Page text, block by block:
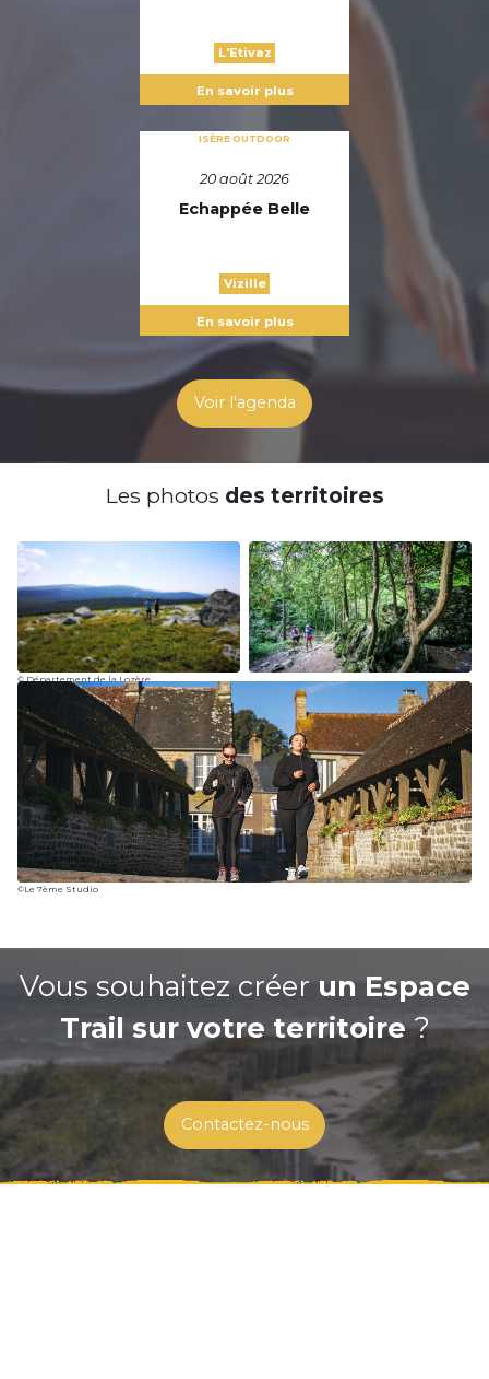
L'Etivaz
En savoir plus
ISÈRE OUTDOOR
20 août 2026
Echappée Belle
Vizille
En savoir plus
Voir l'agenda
Les photos des territoires
© Département de la Lozère
©Le 7ème Studio
Vous souhaitez créer un Espace
Trail sur votre territoire?
Contactez-nous